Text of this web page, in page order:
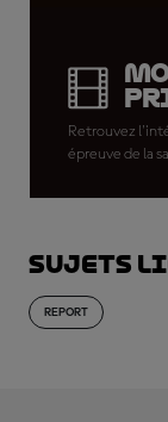
Retrouvez
épreuve de la
Sujets
REPORT